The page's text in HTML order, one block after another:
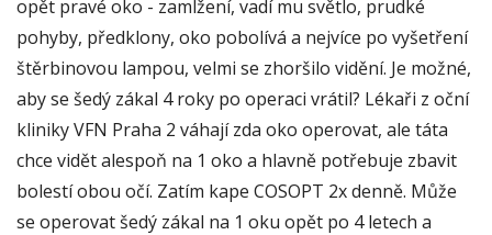
opět pravé oko - zamlžení, vadí mu světlo, prudké
pohyby, předklony, oko pobolívá a nejvíce po vyšetření
štěrbinovou lampou, velmi se zhoršilo vidění. Je možné,
aby se šedý zákal 4 roky po operaci vrátil? Lékaři z oční
kliniky VFN Praha 2 váhají zda oko operovat, ale táta
chce vidět alespoň na 1 oko a hlavně potřebuje zbavit
bolestí obou očí. Zatím kape COSOPT 2x denně. Může
se operovat šedý zákal na 1 oku opět po 4 letech a